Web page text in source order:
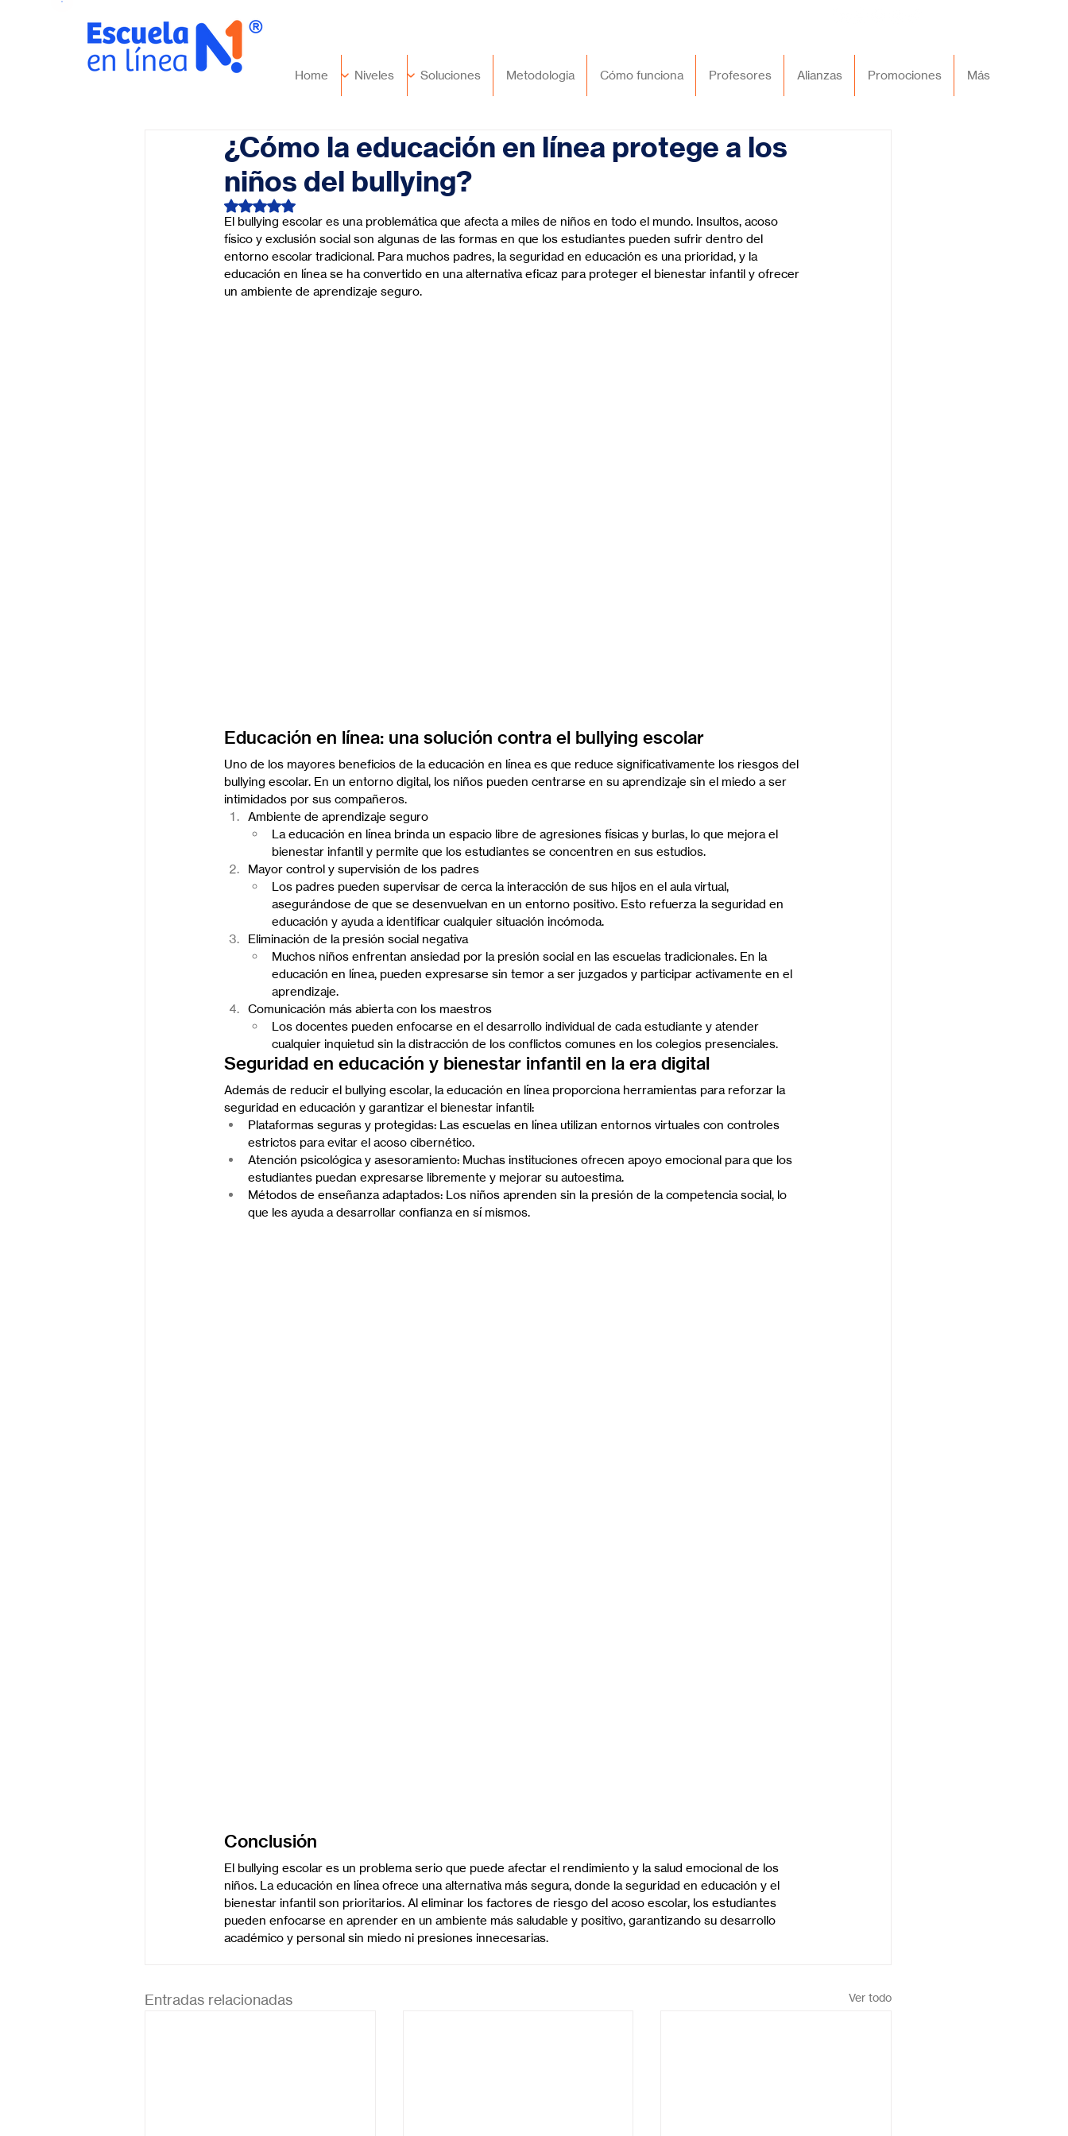
Home Niveles Soluciones Metodologia Cómo funciona Profesores Alianzas Promociones Más
¿Cómo la educación en línea protege a los
niños del bullying?
Obtuvo NaN de 5 estrellas.
El bullying escolar es una problemática que afecta a miles de niños en todo el mundo. Insultos, acoso
físico y exclusión social son algunas de las formas en que los estudiantes pueden sufrir dentro del
entorno escolar tradicional. Para muchos padres, la seguridad en educación es una prioridad, y la
educación en línea se ha convertido en una alternativa eficaz para proteger el bienestar infantil y ofrecer
un ambiente de aprendizaje seguro.
Educación en línea: una solución contra el bullying escolar
Uno de los mayores beneficios de la educación en línea es que reduce significativamente los riesgos del
bullying escolar. En un entorno digital, los niños pueden centrarse en su aprendizaje sin el miedo a ser
intimidados por sus compañeros.
Ambiente de aprendizaje seguro
La educación en línea brinda un espacio libre de agresiones físicas y burlas, lo que mejora el
bienestar infantil y permite que los estudiantes se concentren en sus estudios.
Mayor control y supervisión de los padres
Los padres pueden supervisar de cerca la interacción de sus hijos en el aula virtual,
asegurándose de que se desenvuelvan en un entorno positivo. Esto refuerza la seguridad en
educación y ayuda a identificar cualquier situación incómoda.
Eliminación de la presión social negativa
Muchos niños enfrentan ansiedad por la presión social en las escuelas tradicionales. En la
educación en línea, pueden expresarse sin temor a ser juzgados y participar activamente en el
aprendizaje.
Comunicación más abierta con los maestros
Los docentes pueden enfocarse en el desarrollo individual de cada estudiante y atender
cualquier inquietud sin la distracción de los conflictos comunes en los colegios presenciales.
Seguridad en educación y bienestar infantil en la era digital
Además de reducir el bullying escolar, la educación en línea proporciona herramientas para reforzar la
seguridad en educación y garantizar el bienestar infantil:
Plataformas seguras y protegidas: Las escuelas en línea utilizan entornos virtuales con controles
estrictos para evitar el acoso cibernético.
Atención psicológica y asesoramiento: Muchas instituciones ofrecen apoyo emocional para que los
estudiantes puedan expresarse libremente y mejorar su autoestima.
Métodos de enseñanza adaptados: Los niños aprenden sin la presión de la competencia social, lo
que les ayuda a desarrollar confianza en sí mismos.
Conclusión
El bullying escolar es un problema serio que puede afectar el rendimiento y la salud emocional de los
niños. La educación en línea ofrece una alternativa más segura, donde la seguridad en educación y el
bienestar infantil son prioritarios. Al eliminar los factores de riesgo del acoso escolar, los estudiantes
pueden enfocarse en aprender en un ambiente más saludable y positivo, garantizando su desarrollo
académico y personal sin miedo ni presiones innecesarias.
Entradas relacionadas Ver todo